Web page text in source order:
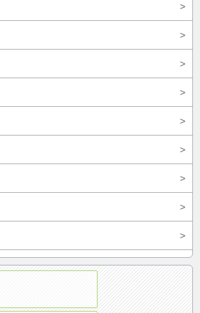
>
>
>
>
>
>
>
>
>